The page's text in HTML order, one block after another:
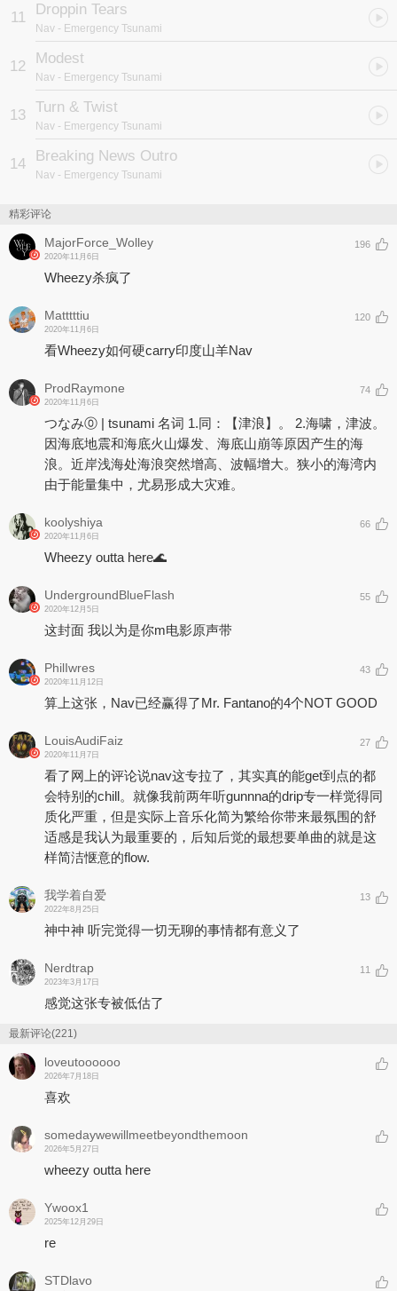
11 Droppin Tears
Nav - Emergency Tsunami
12 Modest
Nav - Emergency Tsunami
13 Turn & Twist
Nav - Emergency Tsunami
14 Breaking News Outro
Nav - Emergency Tsunami
精彩评论
MajorForce_Wolley
2020年11月6日
196
Wheezy杀疯了
Matttttiu
2020年11月6日
120
看Wheezy如何硬carry印度山羊Nav
ProdRaymone
2020年11月6日
74
つなみ⓪ | tsunami 名词 1.同：【津浪】。 2.海啸，津波。
因海底地震和海底火山爆发、海底山崩等原因产生的海
浪。近岸浅海处海浪突然增高、波幅增大。狭小的海湾内
由于能量集中，尤易形成大灾难。
koolyshiya
2020年11月6日
66
Wheezy outta here🌊
UndergroundBlueFlash
2020年12月5日
55
这封面 我以为是你m电影原声带
PhilIwres
2020年11月12日
43
算上这张，Nav已经赢得了Mr. Fantano的4个NOT GOOD
LouisAudiFaiz
2020年11月7日
27
看了网上的评论说nav这专拉了，其实真的能get到点的都
会特别的chill。就像我前两年听gunnna的drip专一样觉得同
质化严重，但是实际上音乐化简为繁给你带来最氛围的舒
适感是我认为最重要的，后知后觉的最想要单曲的就是这
样简洁惬意的flow.
我学着自爱
2022年8月25日
13
神中神 听完觉得一切无聊的事情都有意义了
Nerdtrap
2023年3月17日
11
感觉这张专被低估了
最新评论(221)
loveutoooooo
2026年7月18日
喜欢
somedaywewillmeetbeyondthemoon
2026年5月27日
wheezy outta here
Ywoox1
2025年12月29日
re
STDlavo